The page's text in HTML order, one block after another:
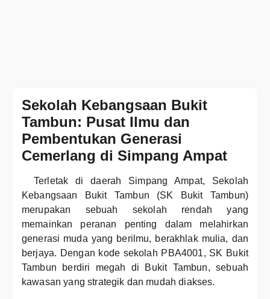
Sekolah Kebangsaan Bukit
Tambun: Pusat Ilmu dan
Pembentukan Generasi
Cemerlang di Simpang Ampat
Terletak di daerah Simpang Ampat, Sekolah
Kebangsaan Bukit Tambun (SK Bukit Tambun)
merupakan sebuah sekolah rendah yang
memainkan peranan penting dalam melahirkan
generasi muda yang berilmu, berakhlak mulia, dan
berjaya. Dengan kode sekolah PBA4001, SK Bukit
Tambun berdiri megah di Bukit Tambun, sebuah
kawasan yang strategik dan mudah diakses.